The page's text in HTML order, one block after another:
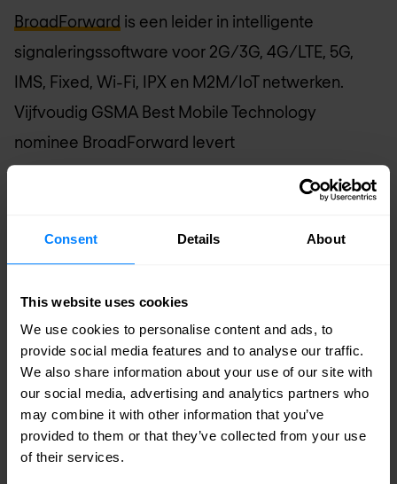
Consent Details About
This website uses cookies
We use cookies to personalise content and ads, to
provide social media features and to analyse our traffic.
We also share information about your use of our site with
our social media, advertising and analytics partners who
may combine it with other information that you’ve
provided to them or that they’ve collected from your use
of their services.
BroadForward is een leider in intelligente
signaleringssoftware voor 2G/3G, 4G/LTE, 5G,
IMS, Fixed, Wi-Fi, IPX en M2M/IoT netwerken.
Vijfvoudig GSMA Best Mobile Technology
nominee BroadForward levert
kernnetwerkproducten voor routing, interworking,
beveiliging en nummerportabiliteit, ontworpen
voor convergentie over legacy- en next-
generation-netwerken. Hun actieve 5G roadmap
ondersteunt service providers met hun netwerk
overgang naar 5G NG Core, met de Service
Communication Proxy (SCP), Binding Support
Function (BSF), Security Edge Protection Proxy
(SEPP), 5G EIR, 4G-5G interworking en multi-
protocol signalering orchestration. Alle